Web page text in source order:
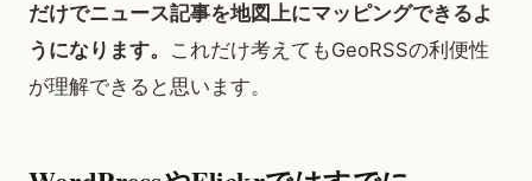
だけでニュース記事を地図上にマッピングできるよ
うになります。 これだけ考えてもGeoRSSの利便性
が理解できると思います。